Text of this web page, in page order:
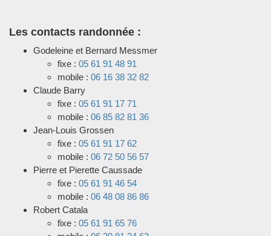
Les contacts randonnée :
Godeleine et Bernard Messmer
fixe : 05 61 91 48 91
mobile : 06 16 38 32 82
Claude Barry
fixe : 05 61 91 17 71
mobile : 06 85 82 81 36
Jean-Louis Grossen
fixe : 05 61 91 17 62
mobile : 06 72 50 56 57
Pierre et Pierette Caussade
fixe : 05 61 91 46 54
mobile : 06 48 08 86 86
Robert Catala
fixe : 05 61 91 65 76